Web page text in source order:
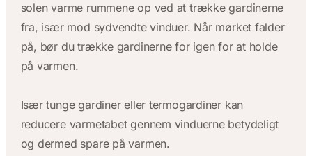
solen varme rummene op ved at trække gardinerne
fra, især mod sydvendte vinduer. Når mørket falder
på, bør du trække gardinerne for igen for at holde
på varmen.
Især tunge gardiner eller termogardiner kan
reducere varmetabet gennem vinduerne betydeligt
og dermed spare på varmen.